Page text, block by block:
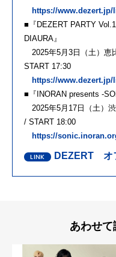
https://
■『DEZERT PARTY
DIAURA』
2025年5月3日（土）
START 17:30
https://
■『INORAN presents -
2025年5月17日（土）
/ START 18:00
https://
DEZERT オ
あわせ